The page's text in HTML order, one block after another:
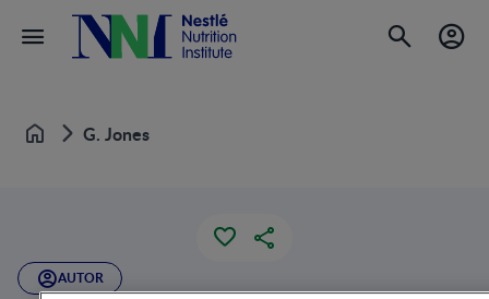
Home G. Jones
AUTOR